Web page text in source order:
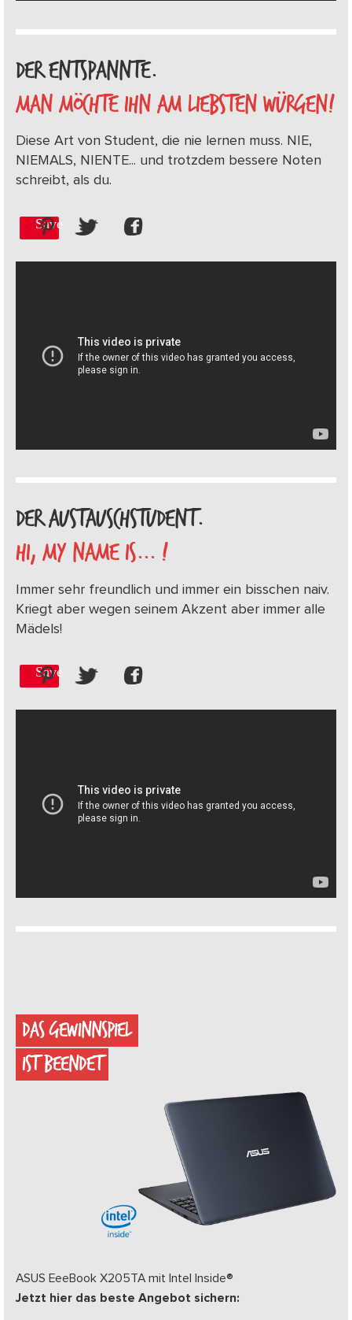
DER ENTSPANNTE.
MAN MÖCHTE IHN AM LIEBSTEN WÜRGEN!
Diese Art von Student, die nie lernen muss. NIE,
NIEMALS, NIENTE... und trotzdem bessere Noten
schreibt, als du.
Save
DER AUSTAUSCHSTUDENT.
HI, MY NAME IS... !
Immer sehr freundlich und immer ein bisschen naiv.
Kriegt aber wegen seinem Akzent aber immer alle
Mädels!
Save
DAS GEWINNSPIEL
IST BEENDET
ASUS EeeBook X205TA mit Intel Inside®
Jetzt hier das beste Angebot sichern: